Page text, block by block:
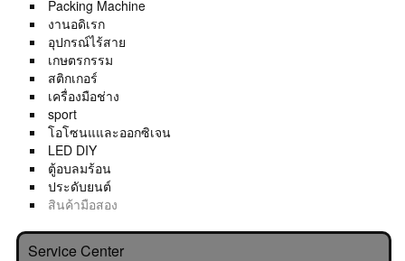
Packing Machine
งานอดิเรก
อุปกรณ์ไร้สาย
เกษตรกรรม
สติกเกอร์
เครื่องมือช่าง
sport
โอโซนแและออกซิเจน
LED DIY
ตู้อบลมร้อน
ประดับยนต์
สินค้ามือสอง
Service Center